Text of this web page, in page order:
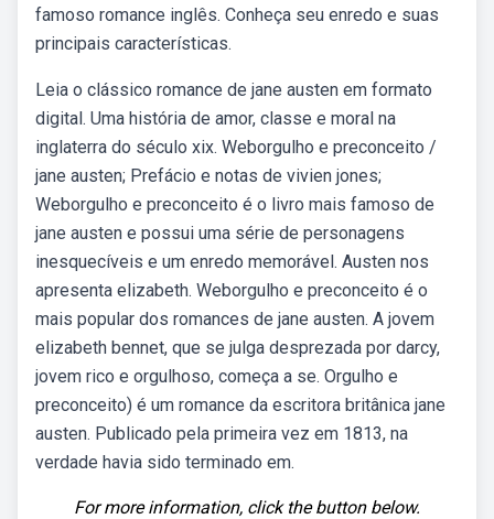
famoso romance inglês. Conheça seu enredo e suas
principais características.
Leia o clássico romance de jane austen em formato
digital. Uma história de amor, classe e moral na
inglaterra do século xix. Weborgulho e preconceito /
jane austen; Prefácio e notas de vivien jones;
Weborgulho e preconceito é o livro mais famoso de
jane austen e possui uma série de personagens
inesquecíveis e um enredo memorável. Austen nos
apresenta elizabeth. Weborgulho e preconceito é o
mais popular dos romances de jane austen. A jovem
elizabeth bennet, que se julga desprezada por darcy,
jovem rico e orgulhoso, começa a se. Orgulho e
preconceito) é um romance da escritora britânica jane
austen. Publicado pela primeira vez em 1813, na
verdade havia sido terminado em.
For more information, click the button below.